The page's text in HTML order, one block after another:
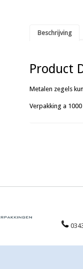
Beschrijving
Product
Metalen zegels
Verpakking a 1000